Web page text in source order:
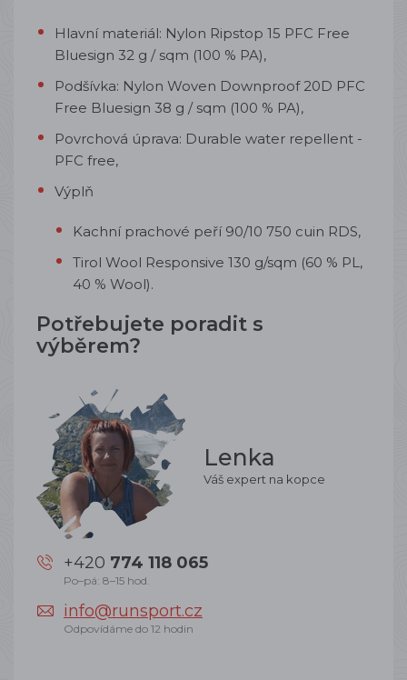
Hlavní materiál: Nylon Ripstop 15 PFC Free
Bluesign 32 g / sqm (100 % PA),
Podšívka: Nylon Woven Downproof 20D PFC
Free Bluesign 38 g / sqm (100 % PA),
Povrchová úprava: Durable water repellent -
PFC free,
Výplň
Kachní prachové peří 90/10 750 cuin RDS,
Tirol Wool Responsive 130 g/sqm (60 % PL,
40 % Wool).
Potřebujete poradit s
výběrem?
Lenka
Váš expert na kopce
+420 774 118 065
Po–pá: 8–15 hod.
info@runsport.cz
Odpovídáme do 12 hodin